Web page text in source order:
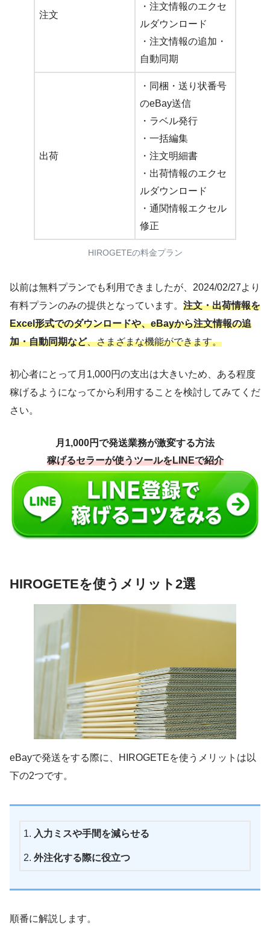
注文
・注文情報のエクセ
ルダウンロード
・注文情報の追加・
自動同期
出荷
・同梱・送り状番号
のeBay送信
・ラベル発行
・一括編集
・注文明細書
・出荷情報のエクセ
ルダウンロード
・通関情報エクセル
修正
HIROGETEの料金プラン
以前は無料プランでも利用できましたが、2024/02/27より
有料プランのみの提供となっています。 注文・出荷情報を
Excel形式でのダウンロードや、eBayから注文情報の追
加・自動同期など、さまざまな機能ができます。
初心者にとって月1,000円の支出は大きいため、ある程度
稼げるようになってから利用することを検討してみてくだ
さい。
月1,000円で発送業務が激変する方法
稼げるセラーが使うツールをLINEで紹介
HIROGETEを使うメリット2選
eBayで発送をする際に、HIROGETEを使うメリットは以
下の2つです。
入力ミスや手間を減らせる
外注化する際に役立つ
順番に解説します。